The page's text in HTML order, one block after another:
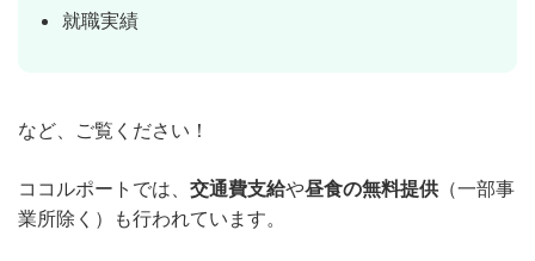
就職実績
など、ご覧ください！
ココルポートでは、 交通費支給や昼食の無料提供 （一部事
業所除く）も行われています。